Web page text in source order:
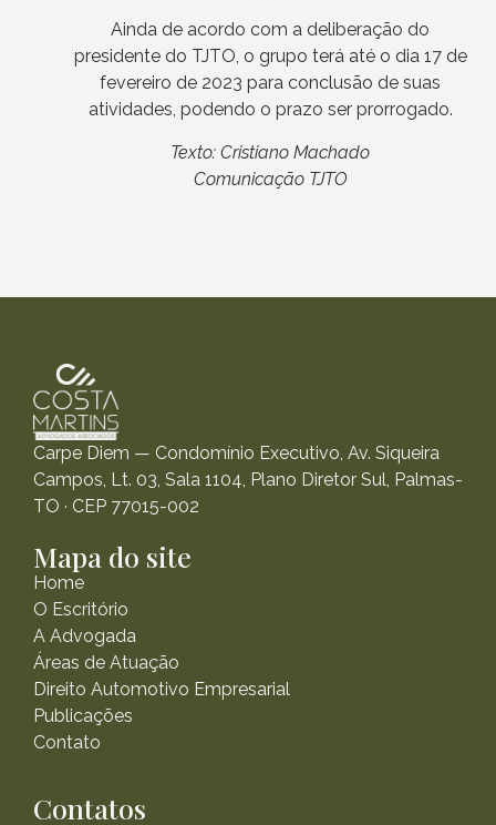
Ainda de acordo com a deliberação do
presidente do TJTO, o grupo terá até o dia 17 de
fevereiro de 2023 para conclusão de suas
atividades, podendo o prazo ser prorrogado.
Texto: Cristiano Machado
Comunicação TJTO
Carpe Diem — Condomínio Executivo, Av. Siqueira
Campos, Lt. 03, Sala 1104, Plano Diretor Sul, Palmas-
TO · CEP 77015-002
Mapa do site
Home
O Escritório
A Advogada
Áreas de Atuação
Direito Automotivo Empresarial
Publicações
Contato
Contatos